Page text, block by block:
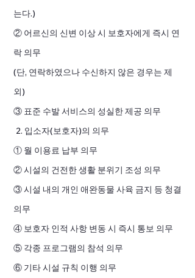
는다.)
② 어르신의 신변 이상 시 보호자에게 즉시 연
락 의무
(단, 연락하였으나 수신하지 않은 경우는 제
외)
③ 표준 수발 서비스의 성실한 제공 의무
2. 입소자(보호자)의 의무
① 월 이용료 납부 의무
② 시설의 건전한 생활 분위기 조성 의무
③ 시설 내의 개인 애완동물 사육 금지 등 청결
의무
④ 보호자 인적 사항 변동 시 즉시 통보 의무
⑤ 각종 프로그램의 참석 의무
⑥ 기타 시설 규칙 이행 의무